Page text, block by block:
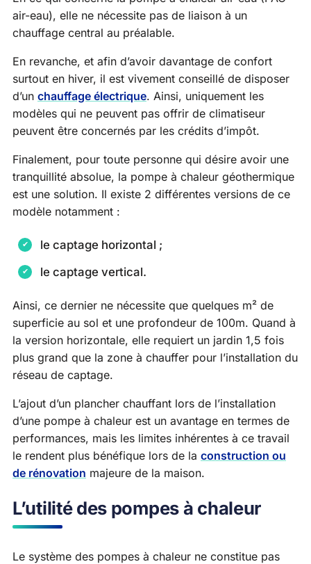
air-eau), elle ne nécessite pas de liaison à un
chauffage central au préalable.
En revanche, et afin d’avoir davantage de confort
surtout en hiver, il est vivement conseillé de disposer
d’un chauffage électrique. Ainsi, uniquement les
modèles qui ne peuvent pas offrir de climatiseur
peuvent être concernés par les crédits d’impôt.
Finalement, pour toute personne qui désire avoir une
tranquillité absolue, la pompe à chaleur géothermique
est une solution. Il existe 2 différentes versions de ce
modèle notamment :
le captage horizontal ;
le captage vertical.
Ainsi, ce dernier ne nécessite que quelques m² de
superficie au sol et une profondeur de 100m. Quand à
la version horizontale, elle requiert un jardin 1,5 fois
plus grand que la zone à chauffer pour l’installation du
réseau de captage.
L’ajout d’un plancher chauffant lors de l’installation
d’une pompe à chaleur est un avantage en termes de
performances, mais les limites inhérentes à ce travail
le rendent plus bénéfique lors de la construction ou
de rénovation majeure de la maison.
L’utilité des pompes à chaleur
Le système des pompes à chaleur ne constitue pas